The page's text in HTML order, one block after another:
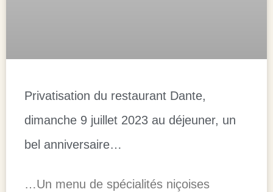
Privatisation du restaurant Dante,
dimanche 9 juillet 2023 au déjeuner, un
bel anniversaire…
…Un menu de spécialités niçoises